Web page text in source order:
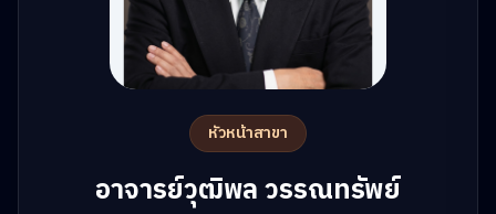
หัวหน้าสาขา
อาจารย์วุฒิพล วรรณทรัพย์